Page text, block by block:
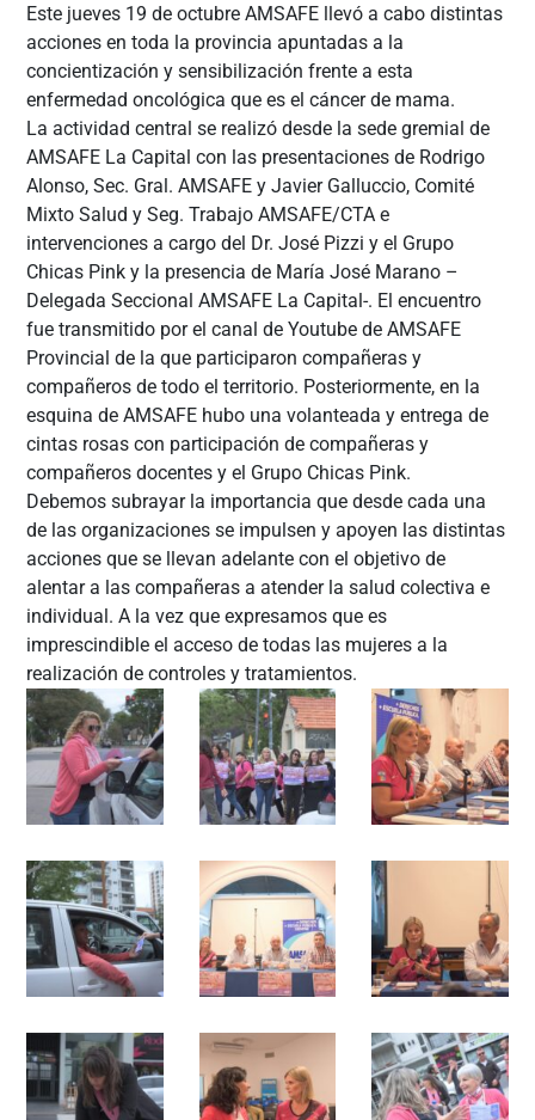
Este jueves 19 de octubre AMSAFE llevó a cabo distintas
acciones en toda la provincia apuntadas a la
concientización y sensibilización frente a esta
enfermedad oncológica que es el cáncer de mama.
La actividad central se realizó desde la sede gremial de
AMSAFE La Capital con las presentaciones de Rodrigo
Alonso, Sec. Gral. AMSAFE y Javier Galluccio, Comité
Mixto Salud y Seg. Trabajo AMSAFE/CTA e
intervenciones a cargo del Dr. José Pizzi y el Grupo
Chicas Pink y la presencia de María José Marano –
Delegada Seccional AMSAFE La Capital-. El encuentro
fue transmitido por el canal de Youtube de AMSAFE
Provincial de la que participaron compañeras y
compañeros de todo el territorio. Posteriormente, en la
esquina de AMSAFE hubo una volanteada y entrega de
cintas rosas con participación de compañeras y
compañeros docentes y el Grupo Chicas Pink.
Debemos subrayar la importancia que desde cada una
de las organizaciones se impulsen y apoyen las distintas
acciones que se llevan adelante con el objetivo de
alentar a las compañeras a atender la salud colectiva e
individual. A la vez que expresamos que es
imprescindible el acceso de todas las mujeres a la
realización de controles y tratamientos.